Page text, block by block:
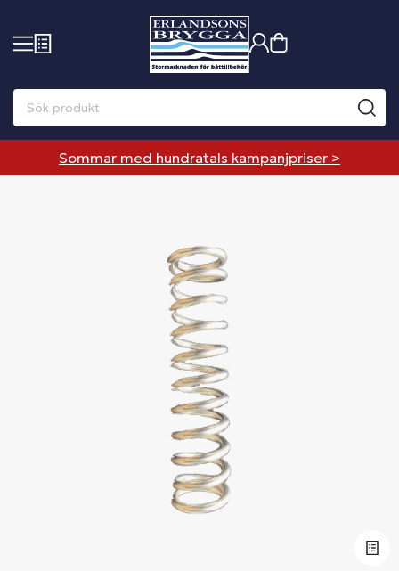
Sommar med hundratals kampanjpriser >